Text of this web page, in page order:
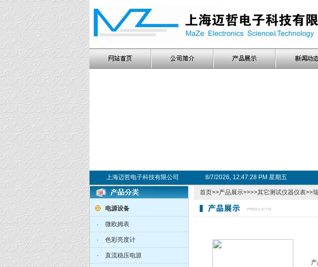
上海迈哲电子科技有限公司 8/7/2026, 12:47:29 PM 星期五
电源设备
· 微欧姆表
· 色彩亮度计
· 直流稳压电源
首页>>产品展示>>>>其它测试仪器仪表>>
产